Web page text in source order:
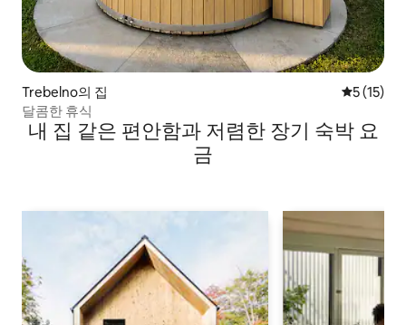
Trebelno의 집 평점 5점
5 (15)
달콤한 휴식
내 집 같은 편안함과 저렴한 장기 숙박 요
금